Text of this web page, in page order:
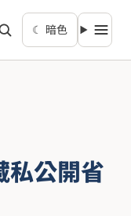
☾ 暗色
私公開省